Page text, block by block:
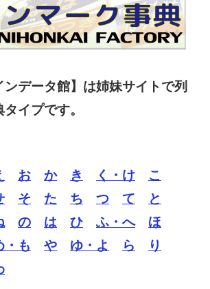
ンデータ館】は姉妹サイトで列
イプです。
お か き く・け
こ
そ た ち つ て
と
の は ひ ふ・へ
ほ
・も や ゆ・よ ら
り